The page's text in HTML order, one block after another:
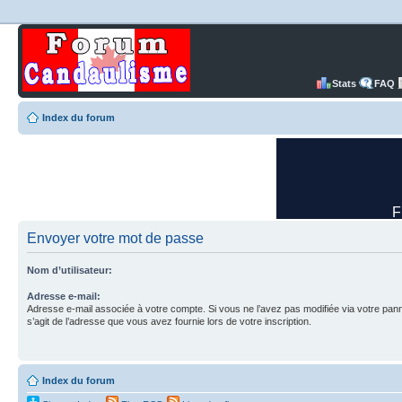
Stats FAQ
Index du forum
Envoyer votre mot de passe
Nom d’utilisateur:
Adresse e-mail:
Adresse e-mail associée à votre compte. Si vous ne l’avez pas modifiée via votre
s’agit de l’adresse que vous avez fournie lors de votre inscription.
Index du forum